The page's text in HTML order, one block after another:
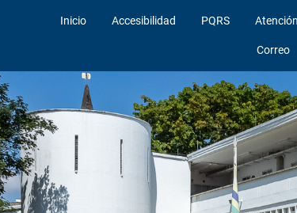
Inicio Accesibilidad PQRS
Correo